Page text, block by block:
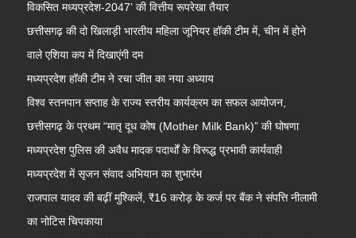
विकसित मध्यप्रदेश-2047’ की वित्तीय रूपरेखा तैयार
छत्तीसगढ़ की दो खिलाड़ी भारतीय महिला जूनियर हॉकी टीम में, चीन में होने
वाले एशिया कप में दिखाएंगी दम
मध्यप्रदेश हॉकी टीम ने रचा जीत का नया अध्याय
विश्व स्तनपान सप्ताह के राज्य स्तरीय कार्यक्रम का सफल आयोजन,
छत्तीसगढ़ के प्रथम “मातृ दूध कोष (Mother Milk Bank)” की घोषणा
मध्यप्रदेश पुलिस की अवैध मादक पदार्थों के विरूद्ध प्रभावी कार्यवाही
मध्यप्रदेश में सृजन संवाद अभियान का शुभारंभ
राजपाल यादव की बढ़ीं मुश्किलें, ₹16 करोड़ के कर्ज पर बैंक ने संपत्ति नीलामी
का नोटिस चिपकाया